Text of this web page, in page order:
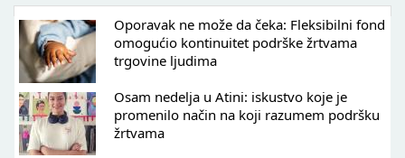
Oporavak ne može da čeka: Fleksibilni fond
omogućio kontinuitet podrške žrtvama
trgovine ljudima
Osam nedelja u Atini: iskustvo koje je
promenilo način na koji razumem podršku
žrtvama